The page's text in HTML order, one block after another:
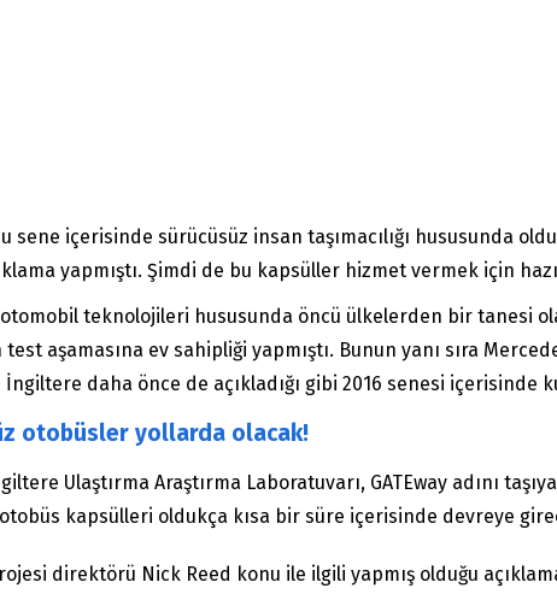
sene içerisinde sürücüsüz insan taşımacılığı hususunda
yapmıştı. Şimdi de bu kapsüller hizmet vermek için
teknolojileri hususunda öncü ülkelerden bir tanesi
test aşamasına ev sahipliği yapmıştı. Bunun yanı sıra
daha önce de açıkladığı gibi 2016 senesi içerisinde
otobüsler yollarda olacak!
Ulaştırma Araştırma Laboratuvarı, GATEway adını
kapsülleri oldukça kısa bir süre içerisinde devreye
direktörü Nick Reed konu ile ilgili yapmış olduğu